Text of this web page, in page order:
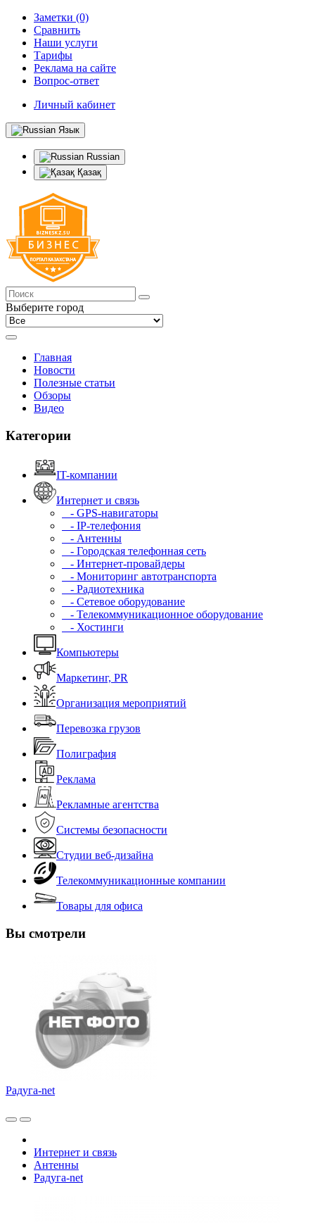
Заметки (0)
Сравнить
Наши услуги
Тарифы
Реклама на сайте
Вопрос-ответ
Личный кабинет
Язык
Russian
Қазақ
Выберите город
Главная
Новости
Полезные статьи
Обзоры
Видео
Категории
IT-компании
Интернет и связь
- GPS-навигаторы
- IP-телефония
- Антенны
- Городская телефонная сеть
- Интернет-провайдеры
- Мониторинг автотранспорта
- Радиотехника
- Сетевое оборудование
- Телекоммуникационное оборудование
- Хостинги
Компьютеры
Маркетинг, PR
Организация мероприятий
Перевозка грузов
Полиграфия
Реклама
Рекламные агентства
Системы безопасности
Студии веб-дизайна
Телекоммуникационные компании
Товары для офиса
Вы смотрели
Радуга-net
Интернет и связь
Антенны
Радуга-net